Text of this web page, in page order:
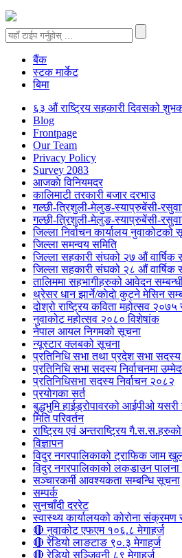
बैंक
स्टक मार्केट
बिमा
६३ औं राष्ट्रिय सहकारी दिवसको
Blog
Frontpage
Our Team
Privacy Policy
Survey 2083
आजकाे विनियमदर
कालिमाटी तरकारी बजार दरभाउ
गल्छी-त्रिशुली-मेलुङ-स्याप्रुबेंसी-
गल्छी-त्रिशुली-मेलुङ-स्याप्रुबेंसी-
जिल्ला निर्वाचन कार्यालय नुवाकोटको
जिल्ला समन्वय समिति
जिल्ला सहकारी संघको २७ औं वार्षिक
जिल्ला सहकारी संघको २८ औं वार्षिक
तालिममा सहभागीहरुको आवेदन
थ्रेसर धान झार्ने/काेदाे कुट्ने मेसिन
दोश्रो राष्ट्रिय कविता महोत्सव
नुवाकोट महोत्सव २०८० विशेषांक
नेपाल आयल निगमको सूचना
न्यूस्टार क्लबको सूचना
प्रतिनिधि सभा तथा प्रदेश सभा
प्रतिनिधि सभा सदस्य निर्वाचनमा
प्रतिनिधिसभा सदस्य निर्वाचन २०८२
प्रयोगका सर्त
बुद्धभुमि हाईड्रोपावरको आईपीओ यसरी
मिति परिवर्तन
राष्ट्रिय एवं अन्तराष्ट्रिय
विज्ञापन
विदुर नगरपालिकाको ट्राफिक जाम
विदुर नगरपालिकाको लकडाउन
सञ्चारकर्मी आवश्यकता सम्बन्धि सूचना
सम्पर्क
सुनचाँदी दररेट
स्वास्थ्य कार्यालयको कोरोना
🔴 नुवाकोट एफएम १०६.८ मेगाहर्ज
🔴 रेडियो लाङटाङ ९०.३ मेगाहर्ज
🔴 रेडियो सञ्जिवनी ८९ मेगाहर्ज